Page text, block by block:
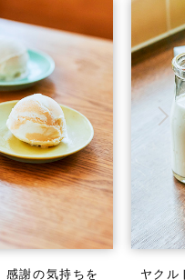
感謝の気持ちを
ヤクル